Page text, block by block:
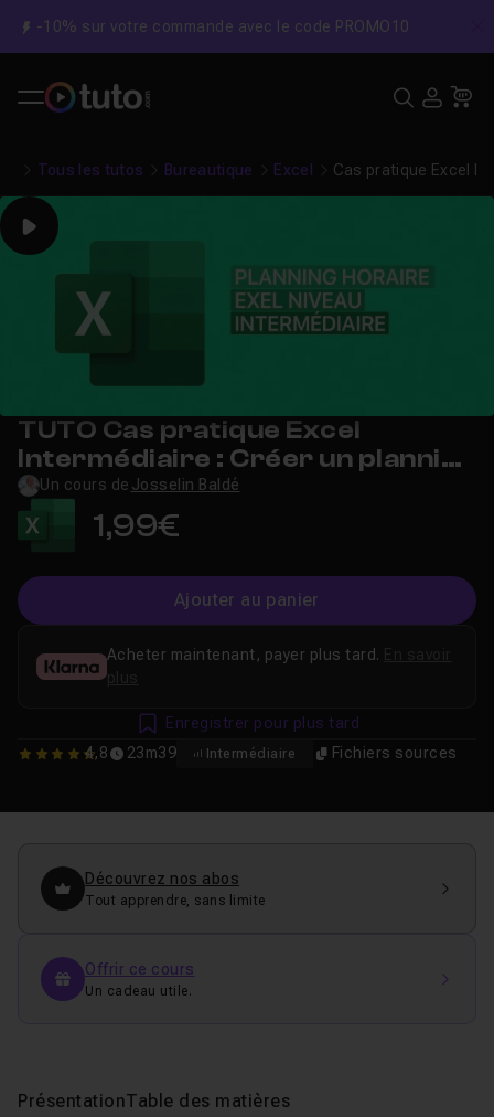
-10% sur votre commande avec le code PROMO10
Tous les tutos Bureautique Excel Cas pratique Excel
Play
TUTO Cas pratique Excel
Intermédiaire : Créer un planning
horaire
Un cours de Josselin Baldé
1,99€
Ajouter au panier
4.8333333333333
4,8 23m39 Intermédiaire Fichiers sources
Acheter maintenant, payer plus tard.
plus
Enregistrer pour plus tard
Découvrez nos abos
Tout apprendre, sans limite
Offrir ce cours
Un cadeau utile.
PrésentationTable des matières